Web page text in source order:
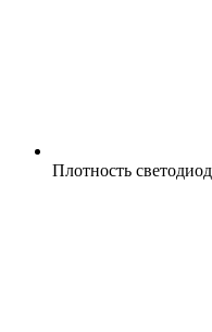
Плотность